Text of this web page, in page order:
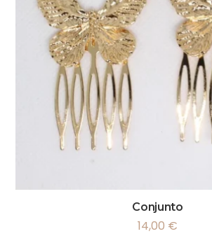
Conjunto
14,00 €